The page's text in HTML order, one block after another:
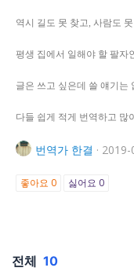
역시 길도 못 찾고, 사람도
평생 집에서 일해야 할 팔자
글은 쓰고 싶은데 쓸 얘기는
다들 쉽게 적게 번역하고 많
번역가 한결 · 2019-
좋아요 0 싫어요 0
전체 10